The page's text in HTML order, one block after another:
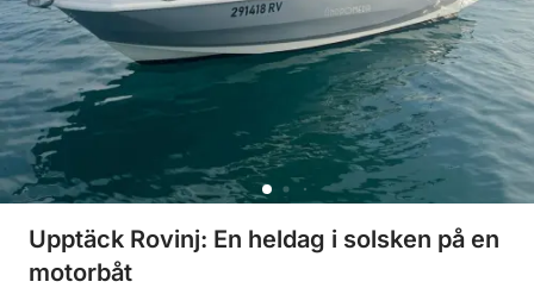
Upptäck Rovinj: En heldag i solsken på en
motorbåt